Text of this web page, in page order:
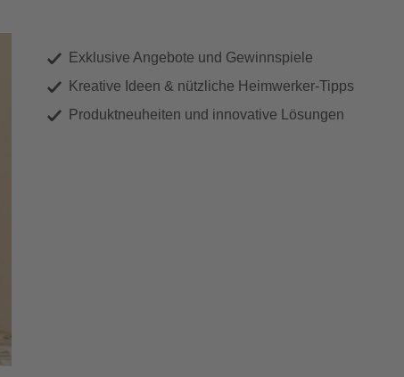
Exklusive Angebote und Gewinnspiele
Kreative Ideen & nützliche Heimwerker-Tipps
Produktneuheiten und innovative Lösungen